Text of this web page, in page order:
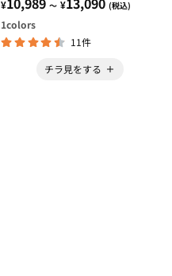
¥ ～ ¥ (税込)
1colors
11件
チラ見をする